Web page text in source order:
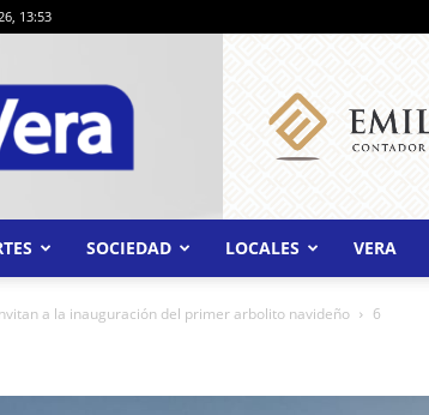
13:53
SOCIEDAD LOCALES VERA
a la inauguración del primer arbolito navideño 6